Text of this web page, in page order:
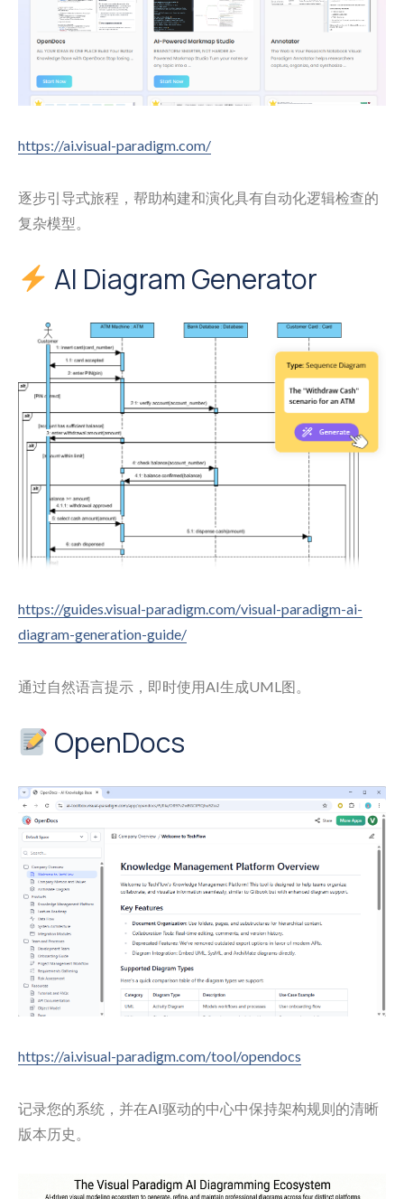
https://ai.visual-paradigm.com/
逐步引导式旅程，帮助构建和演化具有自动化逻辑检查的
复杂模型。
AI Diagram Generator
https://guides.visual-paradigm.com/visual-paradigm-ai-
diagram-generation-guide/
通过自然语言提示，即时使用AI生成UML图。
OpenDocs
https://ai.visual-paradigm.com/tool/opendocs
记录您的系统，并在AI驱动的中心中保持架构规则的清晰
版本历史。